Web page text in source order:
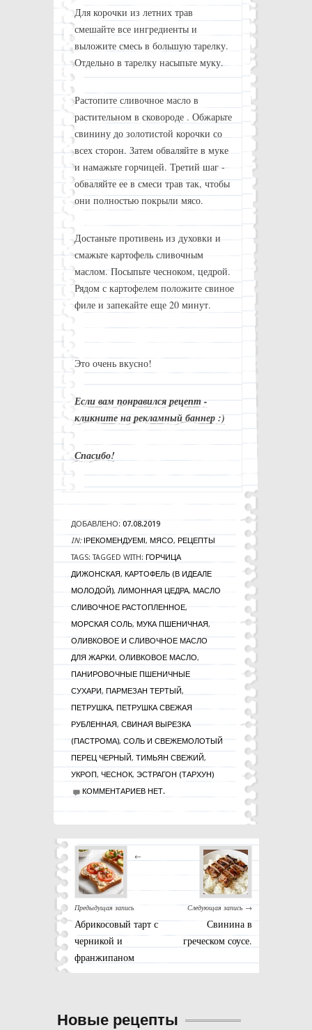
Для корочки из летних трав
смешайте все ингредиенты и
выложите смесь в большую тарелку.
Отдельно в тарелку насыпьте муку.
Растопите сливочное масло в
растительном в сковороде . Обжарьте
свинину до золотистой корочки со
всех сторон. Затем обваляйте в муке
и намажьте горчицей. Третий шаг -
обваляйте ее в смеси трав так, чтобы
они полностью покрыли мясо.
Достаньте противень из духовки и
смажьте картофель сливочным
маслом. Посыпьте чесноком, цедрой.
Рядом с картофелем положите свиное
филе и запекайте еще 20 минут.
Это очень вкусно!
Если вам понравился рецепт -
кликните на рекламный баннер :)
Спасибо!
ДОБАВЛЕНО: 07.08.2019
IN: !РЕКОМЕНДУЕМ!, МЯСО, РЕЦЕПТЫ
TAGS: TAGGED WITH: ГОРЧИЦА
ДИЖОНСКАЯ, КАРТОФЕЛЬ (В ИДЕАЛЕ
МОЛОДОЙ), ЛИМОННАЯ ЦЕДРА, МАСЛО
СЛИВОЧНОЕ РАСТОПЛЕННОЕ,
МОРСКАЯ СОЛЬ, МУКА ПШЕНИЧНАЯ,
ОЛИВКОВОЕ И СЛИВОЧНОЕ МАСЛО
ДЛЯ ЖАРКИ, ОЛИВКОВОЕ МАСЛО,
ПАНИРОВОЧНЫЕ ПШЕНИЧНЫЕ
СУХАРИ, ПАРМЕЗАН ТЕРТЫЙ,
ПЕТРУШКА, ПЕТРУШКА СВЕЖАЯ
РУБЛЕННАЯ, СВИНАЯ ВЫРЕЗКА
(ПАСТРОМА), СОЛЬ И СВЕЖЕМОЛОТЫЙ
ПЕРЕЦ ЧЕРНЫЙ, ТИМЬЯН СВЕЖИЙ,
УКРОП, ЧЕСНОК, ЭСТРАГОН (ТАРХУН)
КОММЕНТАРИЕВ НЕТ.
←
Предыдущая запись
Абрикосовый тарт с
черникой и
франжипаном
Следующая запись →
Свинина в
греческом соусе.
Новые рецепты